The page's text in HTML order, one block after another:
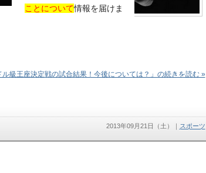
ことについて情報を届けま
ル級王座決定戦の試合結果！今後については？」の続きを読む »
2013年09月21日（土） ｜ スポーツ